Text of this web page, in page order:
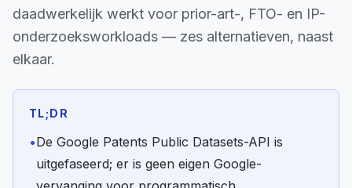
daadwerkelijk werkt voor prior-art-, FTO- en IP-
onderzoeksworkloads — zes alternatieven, naast
elkaar.
TL;DR
•De Google Patents Public Datasets-API is
uitgefaseerd; er is geen eigen Google-